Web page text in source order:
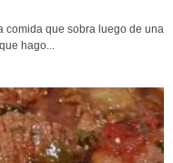
comida que sobra luego de una
hago...